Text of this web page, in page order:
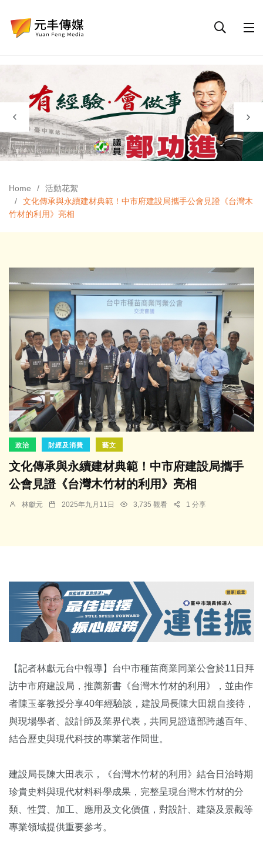
Home
活動花絮
文化傳承與永續建材典範！中市府建設局攜手公會見證《台灣木
竹材的利用》亮相
政治 財經及消費 藝文
文化傳承與永續建材典範！中市府建設局攜手
公會見證《台灣木竹材的利用》亮相
林獻元 2025年九月11日 3,735 觀看 1 分享
【記者林獻元台中報導】台中市種苗商業同業公會於11日拜
訪中市府建設局，推薦新書《台灣木竹材的利用》，並由作
者陳玉峯教授分享40年經驗談，建設局長陳大田親自接待，
與現場學者、設計師及業界代表，共同見證這部跨越百年、
結合歷史與現代科技的專業著作問世。
建設局長陳大田表示，《台灣木竹材的利用》結合日治時期
珍貴史料與現代材料科學成果，完整呈現台灣木竹材的分
類、性質、加工、應用及文化價值，對設計、建築及景觀等
專業領域提供重要參考。